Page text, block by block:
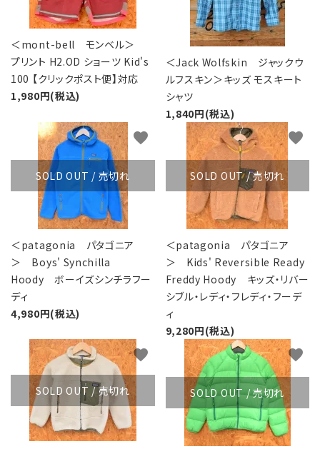
＜mont-bell モンベル＞
プリント H2.OD ショーツ Kid's
100 【クリックポスト便】対応
1,980円(税込)
＜Jack Wolfskin ジャックウ
ルフスキン＞キッズ モスキート
シャツ
1,840円(税込)
SOLD OUT / 売切れ
＜patagonia パタゴニア
＞ Boys' Synchilla
Hoody ボーイズシンチラフー
ディ
4,980円(税込)
favorite
SOLD OUT / 売切れ
＜patagonia パタゴニア
＞ Kids' Reversible Ready
Freddy Hoody キッズ・リバー
シブル・レディ・フレディ・フーデ
ィ
9,280円(税込)
favorite
SOLD OUT / 売切れ
favorite
SOLD OUT / 売切れ
favorite